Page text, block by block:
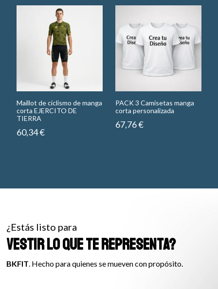
Maillot de ciclismo de manga
corta EJERCITO DE
TIERRA
60,34€
PACK 3 Camisetas manga
corta personalizada
67,76€
¿Estás listo para
VESTIR LO QUE TE REPRESENTA?
BKFIT . Hecho para quienes se mueven con propósito.